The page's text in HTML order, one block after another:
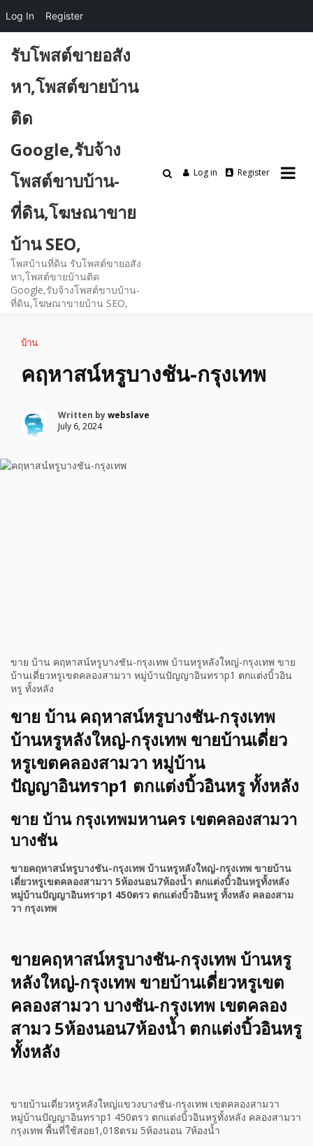
content
รับโพสต์ขายอสัง
หา,โพสต์ขายบ้าน
ติด
Google,รับจ้าง
โพสต์ขาบบ้าน-
ที่ดิน,โฆษณาขาย
บ้าน SEO,
โพสบ้านที่ดิน รับโพสต์ขายอสัง
หา,โพสต์ขายบ้านติด
Google,รับจ้างโพสต์ขาบบ้าน-
ที่ดิน,โฆษณาขายบ้าน SEO,
Log in Register
บ้าน
คฤหาสน์หรูบางชัน-กรุงเทพ
Written bywebslave
July 6, 2024
ขาย บ้าน คฤหาสน์หรูบางชัน-กรุงเทพ บ้านหรูหลังใหญ่-กรุงเทพ ขาย
บ้านเดี่ยวหรูเขตคลองสามวา หมู่บ้านปัญญาอินทราp1 ตกแต่งบิ้วอิน
หรู ทั้งหลัง
ขาย บ้าน คฤหาสน์หรูบางชัน-กรุงเทพ
บ้านหรูหลังใหญ่-กรุงเทพ ขายบ้านเดี่ยว
หรูเขตคลองสามวา หมู่บ้าน
ปัญญาอินทราp1 ตกแต่งบิ้วอินหรู ทั้งหลัง
ขาย บ้าน กรุงเทพมหานคร เขตคลองสามวา
บางชัน
ขายคฤหาสน์หรูบางชัน-กรุงเทพ บ้านหรูหลังใหญ่-กรุงเทพ ขายบ้าน
เดี่ยวหรูเขตคลองสามวา 5ห้องนอน7ห้องน้ำ ตกแต่งบิ้วอินหรูทั้งหลัง
หมู่บ้านปัญญาอินทราp1 450ตรว ตกแต่งบิ้วอินหรู ทั้งหลัง คลองสาม
วา กรุงเทพ
ขายคฤหาสน์หรูบางชัน-กรุงเทพ บ้านหรู
หลังใหญ่-กรุงเทพ ขายบ้านเดี่ยวหรูเขต
คลองสามวา บางชัน-กรุงเทพ เขตคลอง
สามว 5ห้องนอน7ห้องน้ำ ตกแต่งบิ้วอินหรู
ทั้งหลัง
ขายบ้านเดี่ยวหรูหลังใหญ่แขวงบางชัน-กรุงเทพ เขตคลองสามวา
หมู่บ้านปัญญาอินทราp1 450ตรว ตกแต่งบิ้วอินหรูทั้งหลัง คลองสามวา
กรุงเทพ พื้นที่ใช้สอย1,018ตรม 5ห้องนอน 7ห้องน้ำ
Log In Register